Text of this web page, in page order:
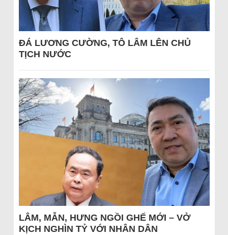
ĐÁ LƯƠNG CƯỜNG, TÔ LÂM LÊN CHỦ
TỊCH NƯỚC
LÂM, MẪN, HƯNG NGỒI GHẾ MỚI – VỞ
KỊCH NGHÌN TỶ VỚI NHÂN DÂN